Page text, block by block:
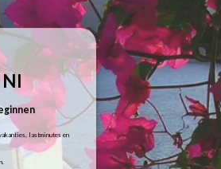
lastminutes en